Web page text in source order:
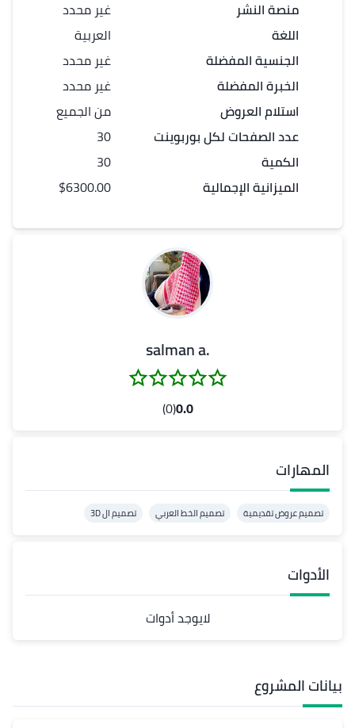
منصة النشر
اللغة
الجنسية المفضلة
الخبرة المفضلة
استلام العروض
عددالصفحاتلكلبوربوينت
الكمية
الميزانية الإجمالية
غير محدد
العربية
غير محدد
غير محدد
من الجميع
30
30
$6300.00
.salman a
0.0
(0)
المهارات
تصميم عروض تقديمية تصميم الخط العربي تصميم ال 3D
الأدوات
لايوجد أدوات
بيانات المشروع